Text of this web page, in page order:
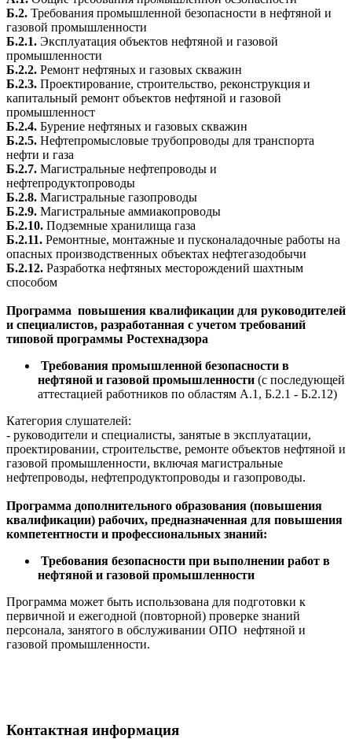
Б.2. Требования промышленной безопасности в нефтяной и
газовой промышленности
Б.2.1. Эксплуатация объектов нефтяной и газовой
промышленности
Б.2.2. Ремонт нефтяных и газовых скважин
Б.2.3. Проектирование, строительство, реконструкция и
капитальный ремонт объектов нефтяной и газовой
промышленност
Б.2.4. Бурение нефтяных и газовых скважин
Б.2.5. Нефтепромысловые трубопроводы для транспорта
нефти и газа
Б.2.7. Магистральные нефтепроводы и
нефтепродуктопроводы
Б.2.8. Магистральные газопроводы
Б.2.9. Магистральные аммиакопроводы
Б.2.10. Подземные хранилища газа
Б.2.11. Ремонтные, монтажные и пусконаладочные работы на
опасных производственных объектах нефтегазодобычи
Б.2.12. Разработка нефтяных месторождений шахтным
способом
Программа повышения квалификации для руководителей
и специалистов, разработанная с учетом требований
типовой программы Ростехнадзора
Требования промышленной безопасности в
нефтяной и газовой промышленности (с последующей
аттестацией работников по областям А.1, Б.2.1 - Б.2.12)
Категория слушателей:
- руководители и специалисты, занятые в эксплуатации,
проектировании, строительстве, ремонте объектов нефтяной и
газовой промышленности, включая магистральные
нефтепроводы, нефтепродуктопроводы и газопроводы.
Программа дополнительного образования (повышения
квалификации) рабочих, предназначенная для повышения
компетентности и профессиональных знаний:
Требования безопасности при выполнении работ в
нефтяной и газовой промышленности
Программа может быть использована для подготовки к
первичной и ежегодной (повторной) проверке знаний
персонала, занятого в обслуживании ОПО нефтяной и
газовой промышленности.
Контактная информация